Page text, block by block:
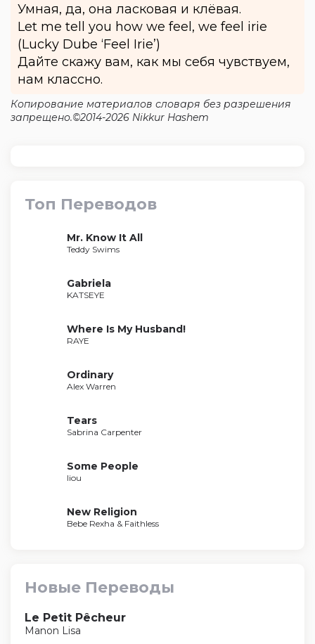
Умная, да, она ласковая и клёвая.
Let me tell you how we feel, we feel irie
(Lucky Dube ‘Feel Irie’)
Дайте скажу вам, как мы себя чувствуем,
нам классно.
Копирование материалов словаря без разрешения
запрещено.©2014-2026 Nikkur Hashem
Топ Переводов
Mr. Know It All
Teddy Swims
Gabriela
KATSEYE
Where Is My Husband!
RAYE
Ordinary
Alex Warren
Tears
Sabrina Carpenter
Some People
liou
New Religion
Bebe Rexha & Faithless
Новые Переводы
Le Petit Pêcheur
Manon Lisa